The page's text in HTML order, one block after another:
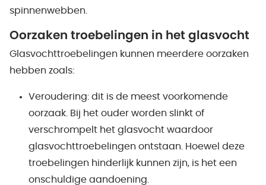
spinnenwebben.
Oorzaken troebelingen in het glasvocht
Glasvochttroebelingen kunnen meerdere oorzaken
hebben zoals:
Veroudering: dit is de meest voorkomende
oorzaak. Bij het ouder worden slinkt of
verschrompelt het glasvocht waardoor
glasvochttroebelingen ontstaan. Hoewel deze
troebelingen hinderlijk kunnen zijn, is het een
onschuldige aandoening.